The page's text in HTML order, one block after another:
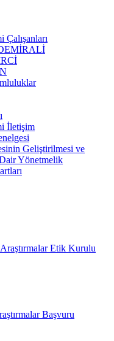
İletişim
Geliştirilmesi ve
Yönetmelik
Etik Kurulu
Başvuru